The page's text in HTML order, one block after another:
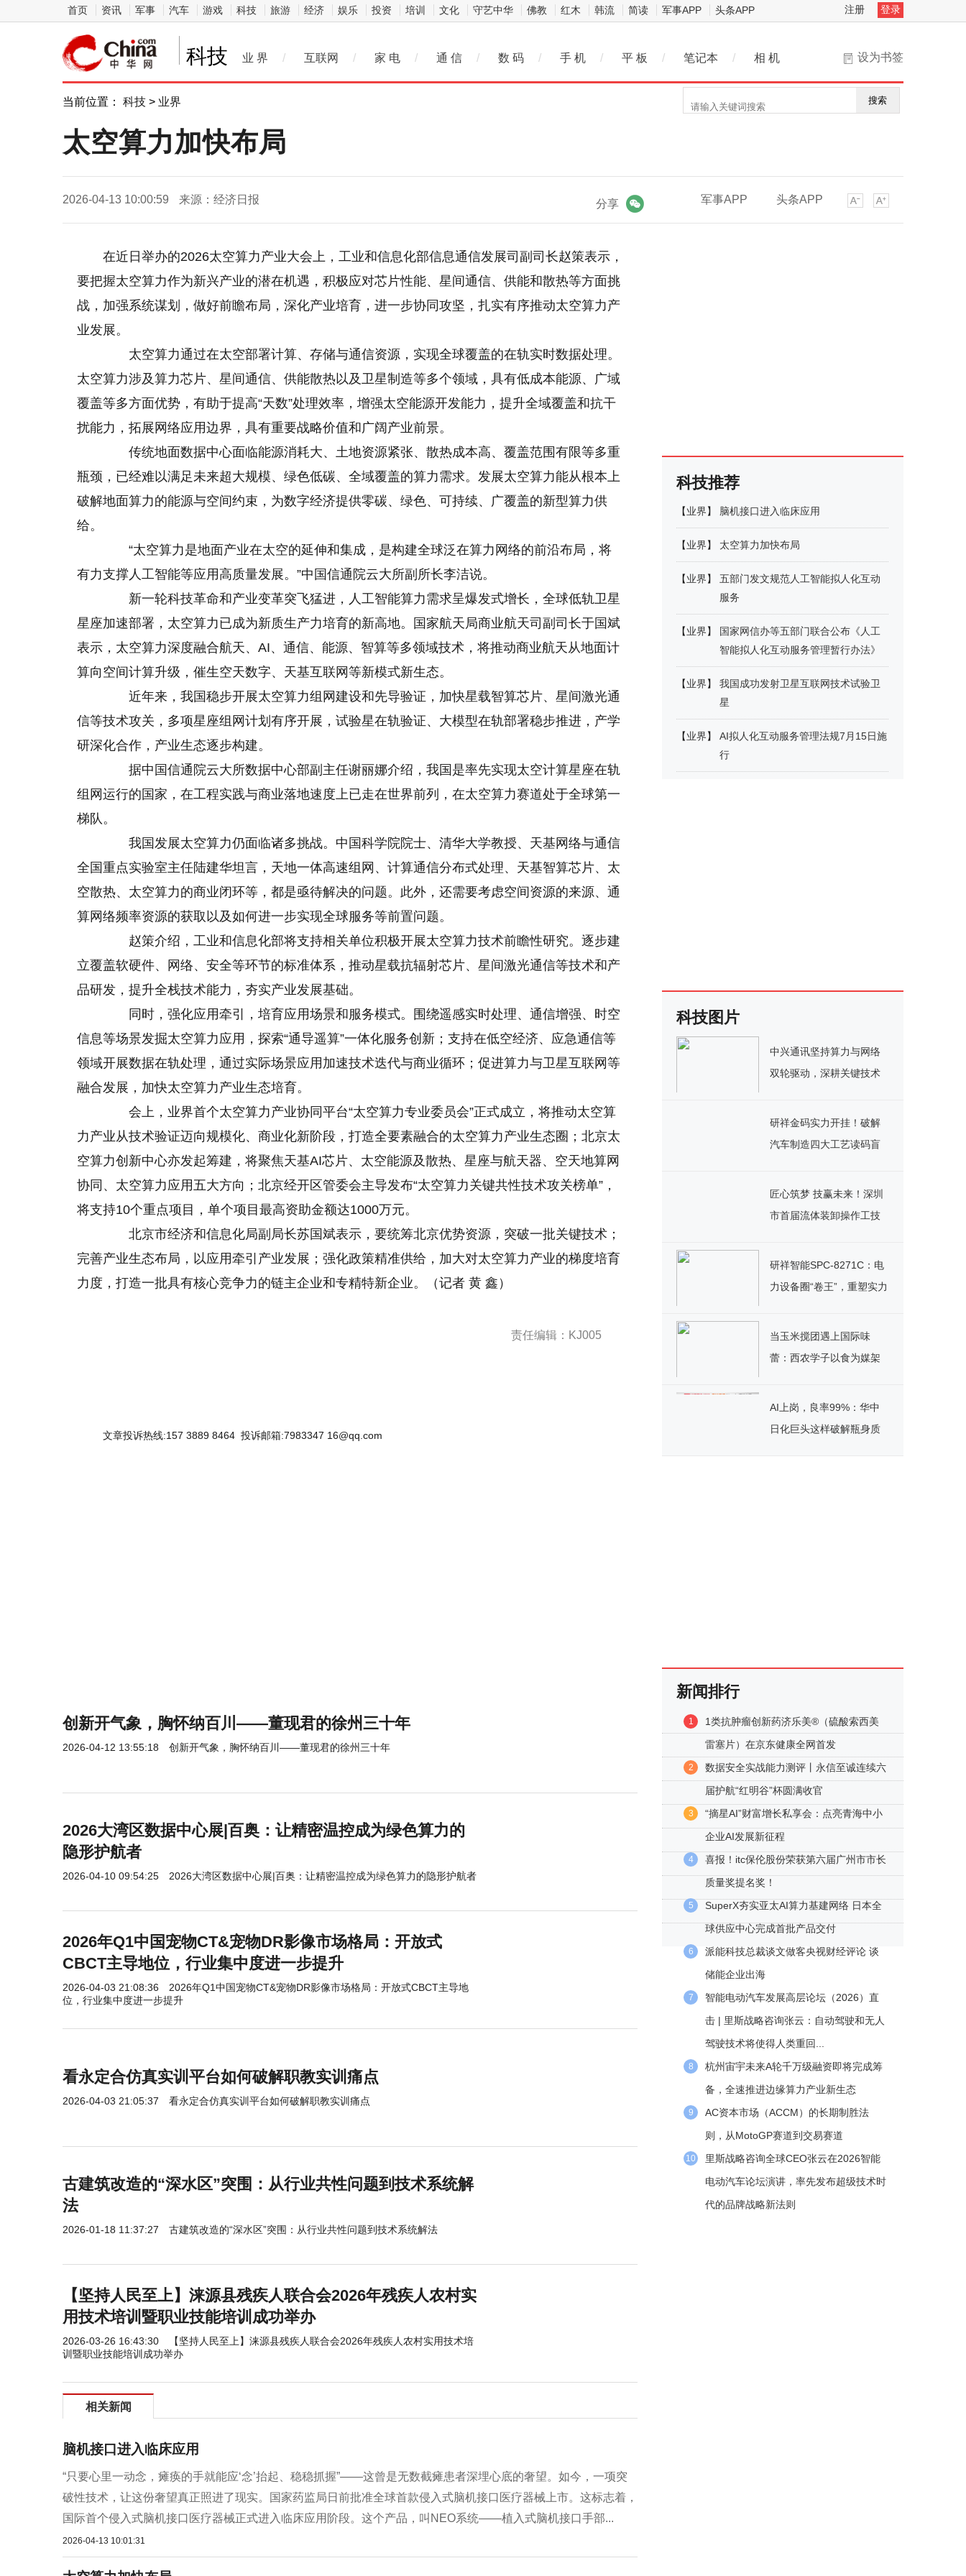
首页 资讯 军事 汽车 游戏 科技 旅游 经济 娱乐 投资 培训 文化 守艺中华 佛教 红木 韩流 简读 军事APP 头条APP 注册 登录
科技 设为书签
业 界 / 互联网 / 家 电 / 通 信 / 数 码 / 手 机 / 平 板 / 笔记本 / 相 机
当前位置： 科技 > 业界 搜索
太空算力加快布局
2026-04-13 10:00:59 来源：经济日报 军事APP 头条APP
分享
在近日举办的2026太空算力产业大会上，工业和信息化部信息通信发展司副司长赵策表示，
要把握太空算力作为新兴产业的潜在机遇，积极应对芯片性能、星间通信、供能和散热等方面挑
战，加强系统谋划，做好前瞻布局，深化产业培育，进一步协同攻坚，扎实有序推动太空算力产
业发展。
太空算力通过在太空部署计算、存储与通信资源，实现全球覆盖的在轨实时数据处理。
太空算力涉及算力芯片、星间通信、供能散热以及卫星制造等多个领域，具有低成本能源、广域
覆盖等多方面优势，有助于提高“天数”处理效率，增强太空能源开发能力，提升全域覆盖和抗干
扰能力，拓展网络应用边界，具有重要战略价值和广阔产业前景。
传统地面数据中心面临能源消耗大、土地资源紧张、散热成本高、覆盖范围有限等多重
瓶颈，已经难以满足未来超大规模、绿色低碳、全域覆盖的算力需求。发展太空算力能从根本上
破解地面算力的能源与空间约束，为数字经济提供零碳、绿色、可持续、广覆盖的新型算力供
给。
“太空算力是地面产业在太空的延伸和集成，是构建全球泛在算力网络的前沿布局，将
有力支撑人工智能等应用高质量发展。”中国信通院云大所副所长李洁说。
新一轮科技革命和产业变革突飞猛进，人工智能算力需求呈爆发式增长，全球低轨卫星
星座加速部署，太空算力已成为新质生产力培育的新高地。国家航天局商业航天司副司长于国斌
表示，太空算力深度融合航天、AI、通信、能源、智算等多领域技术，将推动商业航天从地面计
算向空间计算升级，催生空天数字、天基互联网等新模式新生态。
近年来，我国稳步开展太空算力组网建设和先导验证，加快星载智算芯片、星间激光通
信等技术攻关，多项星座组网计划有序开展，试验星在轨验证、大模型在轨部署稳步推进，产学
研深化合作，产业生态逐步构建。
据中国信通院云大所数据中心部副主任谢丽娜介绍，我国是率先实现太空计算星座在轨
组网运行的国家，在工程实践与商业落地速度上已走在世界前列，在太空算力赛道处于全球第一
梯队。
我国发展太空算力仍面临诸多挑战。中国科学院院士、清华大学教授、天基网络与通信
全国重点实验室主任陆建华坦言，天地一体高速组网、计算通信分布式处理、天基智算芯片、太
空散热、太空算力的商业闭环等，都是亟待解决的问题。此外，还需要考虑空间资源的来源、通
算网络频率资源的获取以及如何进一步实现全球服务等前置问题。
赵策介绍，工业和信息化部将支持相关单位积极开展太空算力技术前瞻性研究。逐步建
立覆盖软硬件、网络、安全等环节的标准体系，推动星载抗辐射芯片、星间激光通信等技术和产
品研发，提升全栈技术能力，夯实产业发展基础。
同时，强化应用牵引，培育应用场景和服务模式。围绕遥感实时处理、通信增强、时空
信息等场景发掘太空算力应用，探索“通导遥算”一体化服务创新；支持在低空经济、应急通信等
领域开展数据在轨处理，通过实际场景应用加速技术迭代与商业循环；促进算力与卫星互联网等
融合发展，加快太空算力产业生态培育。
会上，业界首个太空算力产业协同平台“太空算力专业委员会”正式成立，将推动太空算
力产业从技术验证迈向规模化、商业化新阶段，打造全要素融合的太空算力产业生态圈；北京太
空算力创新中心亦发起筹建，将聚焦天基AI芯片、太空能源及散热、星座与航天器、空天地算网
协同、太空算力应用五大方向；北京经开区管委会主导发布“太空算力关键共性技术攻关榜单”，
将支持10个重点项目，单个项目最高资助金额达1000万元。
北京市经济和信息化局副局长苏国斌表示，要统筹北京优势资源，突破一批关键技术；
完善产业生态布局，以应用牵引产业发展；强化政策精准供给，加大对太空算力产业的梯度培育
力度，打造一批具有核心竞争力的链主企业和专精特新企业。（记者 黄 鑫）
责任编辑：KJ005
文章投诉热线:157 3889 8464 投诉邮箱:7983347 16@qq.com
创新开气象，胸怀纳百川——董现君的徐州三十年
2026-04-12 13:55:18 创新开气象，胸怀纳百川——董现君的徐州三十年
2026大湾区数据中心展|百奥：让精密温控成为绿色算力的
隐形护航者
2026-04-10 09:54:25 2026大湾区数据中心展|百奥：让精密温控成为绿色算力的隐形护航者
2026年Q1中国宠物CT&宠物DR影像市场格局：开放式
CBCT主导地位，行业集中度进一步提升
2026-04-03 21:08:36
2026年Q1中国宠物CT&宠物DR影像市场格局：开放式CBCT主导地
位，行业集中度进一步提升
看永定合仿真实训平台如何破解职教实训痛点
2026-04-03 21:05:37 看永定合仿真实训平台如何破解职教实训痛点
古建筑改造的“深水区”突围：从行业共性问题到技术系统解
法
2026-01-18 11:37:27 古建筑改造的“深水区”突围：从行业共性问题到技术系统解法
【坚持人民至上】涞源县残疾人联合会2026年残疾人农村实
用技术培训暨职业技能培训成功举办
2026-03-26 16:43:30
【坚持人民至上】涞源县残疾人联合会2026年残疾人农村实用技术培
训暨职业技能培训成功举办
相关新闻
脑机接口进入临床应用
“只要心里一动念，瘫痪的手就能应‘念’抬起、稳稳抓握”——这曾是无数截瘫患者深埋心底的奢望。如今，一项突
破性技术，让这份奢望真正照进了现实。国家药监局日前批准全球首款侵入式脑机接口医疗器械上市。这标志着，
国际首个侵入式脑机接口医疗器械正式进入临床应用阶段。这个产品，叫NEO系统——植入式脑机接口手部...
2026-04-13 10:01:31
科技推荐
【业界】 脑机接口进入临床应用
【业界】 太空算力加快布局
【业界】
五部门发文规范人工智能拟人化互动
服务
【业界】
国家网信办等五部门联合公布《人工
智能拟人化互动服务管理暂行办法》
【业界】
我国成功发射卫星互联网技术试验卫
星
【业界】
AI拟人化互动服务管理法规7月15日施
行
科技图片
中兴通讯坚持算力与网络
双轮驱动，深耕关键技术
研祥金码实力开挂！破解
汽车制造四大工艺读码盲
匠心筑梦 技赢未来！深圳
市首届流体装卸操作工技
研祥智能SPC-8271C：电
力设备圈“卷王”，重塑实力
当玉米搅团遇上国际味
蕾：西农学子以食为媒架
AI上岗，良率99%：华中
日化巨头这样破解瓶身质
新闻排行
1
1类抗肿瘤创新药济乐美®（硫酸索西美
雷塞片）在京东健康全网首发
2
数据安全实战能力测评丨永信至诚连续六
届护航“红明谷”杯圆满收官
3
“摘星AI”财富增长私享会：点亮青海中小
企业AI发展新征程
4
喜报！itc保伦股份荣获第六届广州市市长
质量奖提名奖！
5
SuperX夯实亚太AI算力基建网络 日本全
球供应中心完成首批产品交付
6
派能科技总裁谈文做客央视财经评论 谈
储能企业出海
7
智能电动汽车发展高层论坛（2026）直
击 | 里斯战略咨询张云：自动驾驶和无人
驾驶技术将使得人类重回...
8
杭州宙宇未来A轮千万级融资即将完成筹
备，全速推进边缘算力产业新生态
9
AC资本市场（ACCM）的长期制胜法
则，从MotoGP赛道到交易赛道
10
里斯战略咨询全球CEO张云在2026智能
电动汽车论坛演讲，率先发布超级技术时
代的品牌战略新法则